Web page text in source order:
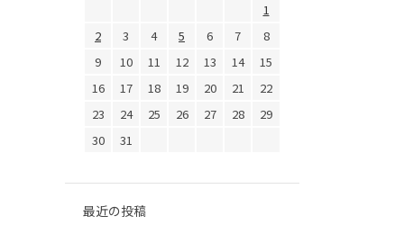
1
2
3 4 5 6 7
8
9
10 11 12 13 14
15
16
17 18 19 20 21
22
23
24 25 26 27 28
29
30
31
最近の投稿